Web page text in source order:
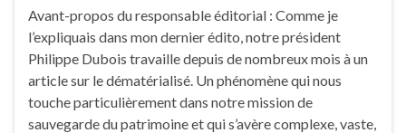
Avant-propos du responsable éditorial : Comme je
l’expliquais dans mon dernier édito, notre président
Philippe Dubois travaille depuis de nombreux mois à un
article sur le dématérialisé. Un phénomène qui nous
touche particulièrement dans notre mission de
sauvegarde du patrimoine et qui s’avère complexe, vaste,